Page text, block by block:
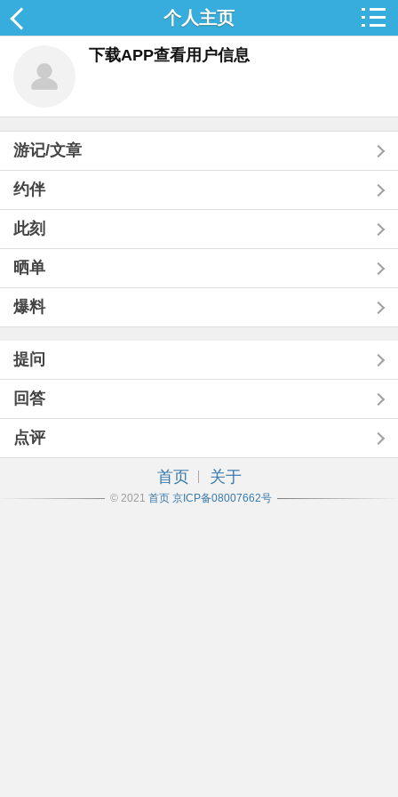
个人主页
下载APP查看用户信息
游记/文章
约伴
此刻
晒单
爆料
提问
回答
点评
首页 关于
© 2021 首页 京ICP备08007662号